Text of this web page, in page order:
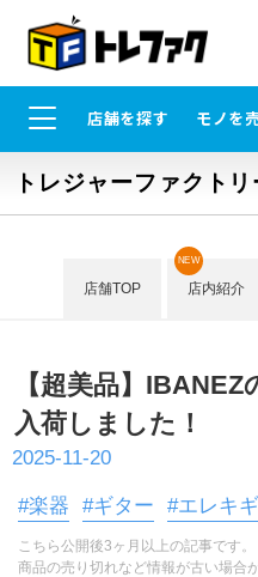
店舗を探す モノを
トレジャーファクト
店舗TOP 店内紹介
NEW
【超美品】
入荷しました！
2025-11-20
#楽器 #ギター #エレキ
こちら公開後3ヶ月以上の記事です。
商品の売り切れなど情報が古い場合